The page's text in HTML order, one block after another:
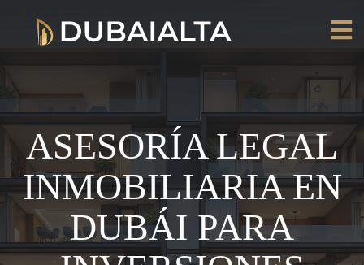
ASESORÍA LEGAL
INMOBILIARIA EN
DUBÁI PARA